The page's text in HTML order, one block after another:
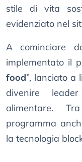
stile di vita
evidenziato nel
A cominciare
implementato il
food”, lanciato a
divenire
alimentare.
programma
la tecnologia